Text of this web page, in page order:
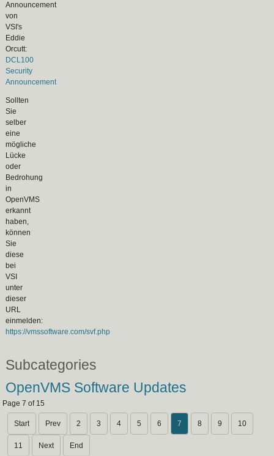
Announcement
von
VSI's
Eddie
Orcutt:
DCL100
Security
Announcement
Sollten
Sie
selber
eine
mögliche
Lücke
oder
Bedrohung
in
OpenVMS
erkannt
haben,
können
Sie
diese
bei
VSI
unter
dieser
URL
einmelden:
https://vmssoftware.com/svf.php
Subcategories
OpenVMS Software Updates
Page 7 of 15
Start Prev 2 3 4 5 6 7 8 9 10
11 Next End